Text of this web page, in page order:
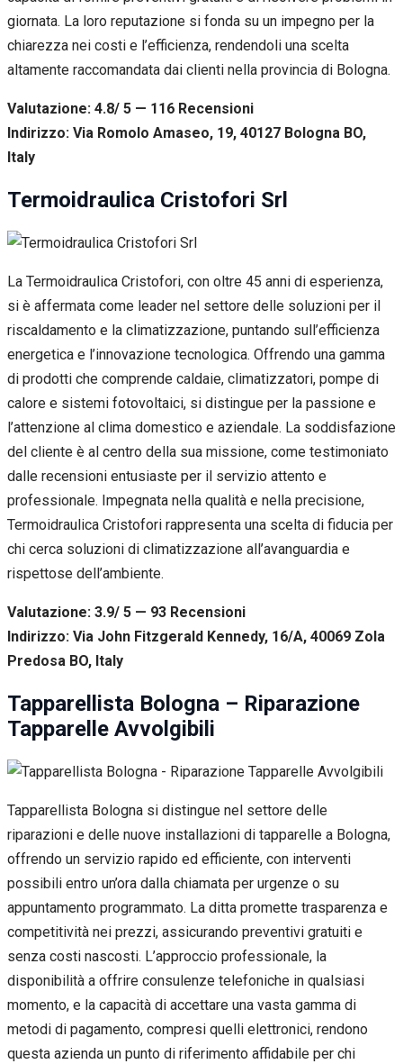
giornata. La loro reputazione si fonda su un impegno per la
chiarezza nei costi e l’efficienza, rendendoli una scelta
altamente raccomandata dai clienti nella provincia di Bologna.
Valutazione: 4.8/ 5 — 116 Recensioni
Indirizzo: Via Romolo Amaseo, 19, 40127 Bologna BO,
Italy
Termoidraulica Cristofori Srl
La Termoidraulica Cristofori, con oltre 45 anni di esperienza,
si è affermata come leader nel settore delle soluzioni per il
riscaldamento e la climatizzazione, puntando sull’efficienza
energetica e l’innovazione tecnologica. Offrendo una gamma
di prodotti che comprende caldaie, climatizzatori, pompe di
calore e sistemi fotovoltaici, si distingue per la passione e
l’attenzione al clima domestico e aziendale. La soddisfazione
del cliente è al centro della sua missione, come testimoniato
dalle recensioni entusiaste per il servizio attento e
professionale. Impegnata nella qualità e nella precisione,
Termoidraulica Cristofori rappresenta una scelta di fiducia per
chi cerca soluzioni di climatizzazione all’avanguardia e
rispettose dell’ambiente.
Valutazione: 3.9/ 5 — 93 Recensioni
Indirizzo: Via John Fitzgerald Kennedy, 16/A, 40069 Zola
Predosa BO, Italy
Tapparellista Bologna – Riparazione
Tapparelle Avvolgibili
Tapparellista Bologna si distingue nel settore delle
riparazioni e delle nuove installazioni di tapparelle a Bologna,
offrendo un servizio rapido ed efficiente, con interventi
possibili entro un’ora dalla chiamata per urgenze o su
appuntamento programmato. La ditta promette trasparenza e
competitività nei prezzi, assicurando preventivi gratuiti e
senza costi nascosti. L’approccio professionale, la
disponibilità a offrire consulenze telefoniche in qualsiasi
momento, e la capacità di accettare una vasta gamma di
metodi di pagamento, compresi quelli elettronici, rendono
questa azienda un punto di riferimento affidabile per chi